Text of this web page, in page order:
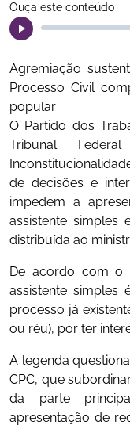
Ouça este conteúdo
Agremiação
Processo Civil
popular
O Partido dos
Tribunal
de decisões e
impedem a
assistente simples
distribuída ao
De acordo com o
assistente simples
processo já
ou réu), por ter
A legenda
CPC, que
da parte
apresentação de